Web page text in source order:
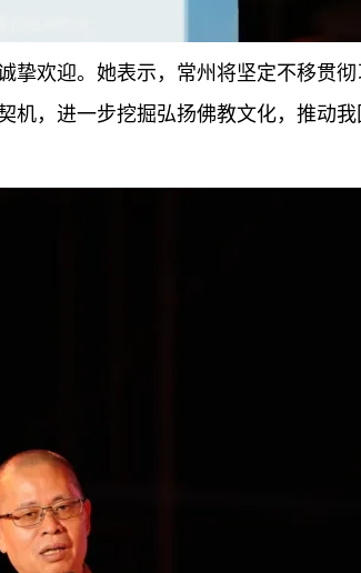
挚欢迎。她表示，常州将坚定不移贯
，进一步挖掘弘扬佛教文化，推动